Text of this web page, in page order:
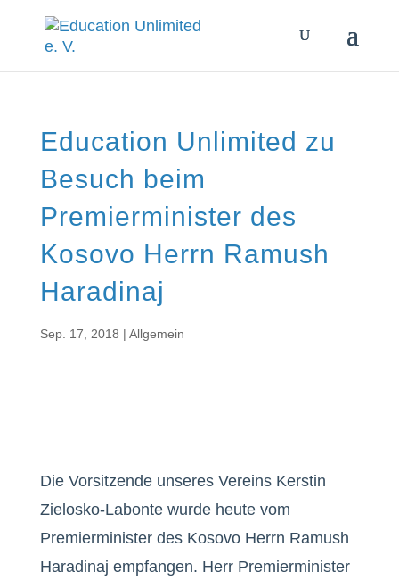
Education Unlimited zu
Besuch beim
Premierminister des
Kosovo Herrn Ramush
Haradinaj
Sep. 17, 2018 | Allgemein
Die Vorsitzende unseres Vereins Kerstin
Zielosko-Labonte wurde heute vom
Premierminister des Kosovo Herrn Ramush
Haradinaj empfangen. Herr Premierminister